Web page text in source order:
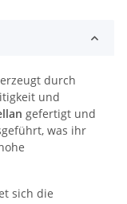
durch
und
gefertigt und
was ihr
sich die